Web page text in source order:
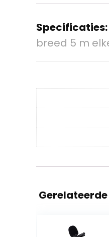
Specificaties:
breed 5 m